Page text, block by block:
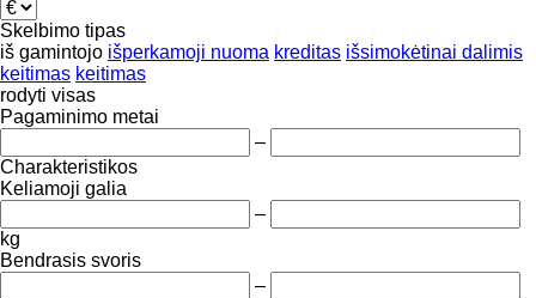
Skelbimo tipas
iš gamintojo išperkamoji nuoma kreditas išsimokėtinai dalimis
keitimas keitimas
rodyti visas
Pagaminimo metai
–
Charakteristikos
Keliamoji galia
–
kg
Bendrasis svoris
–